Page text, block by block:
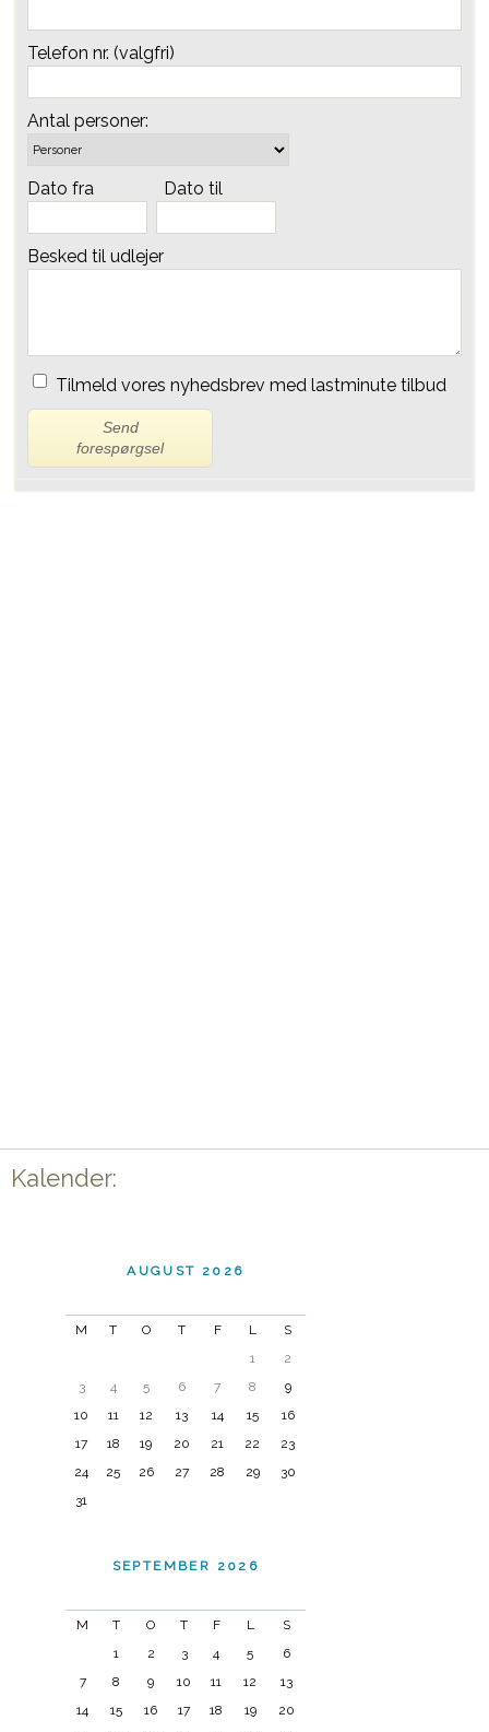
Telefon nr. (valgfri)
Antal personer:
Dato fra Dato til
Besked til udlejer
Tilmeld vores nyhedsbrev med lastminute tilbud
Send
forespørgsel
Kalender:
AUGUST 2026
M T O T F L
S
1
2
3
4 5 6 7 8
9
10
11 12 13 14 15
16
17
18 19 20 21 22
23
24
25 26 27 28 29
30
31
SEPTEMBER 2026
M T O T F L
S
1
2 3 4 5
6
7
8 9 10 11 12
13
14
15 16 17 18 19
20